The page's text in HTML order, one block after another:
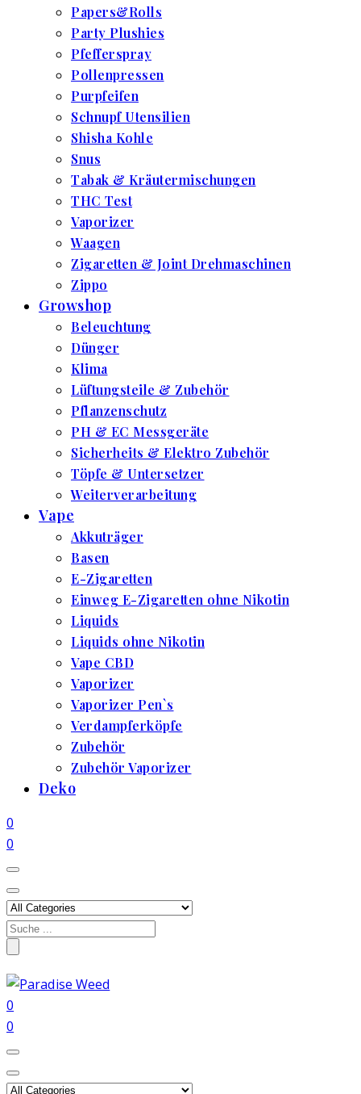
Papers&Rolls
Party Plushies
Pfefferspray
Pollenpressen
Purpfeifen
Schnupf Utensilien
Shisha Kohle
Snus
Tabak & Kräutermischungen
THC Test
Vaporizer
Waagen
Zigaretten & Joint Drehmaschinen
Zippo
Growshop
Beleuchtung
Dünger
Klima
Lüftungsteile & Zubehör
Pflanzenschutz
PH & EC Messgeräte
Sicherheits & Elektro Zubehör
Töpfe & Untersetzer
Weiterverarbeitung
Vape
Akkuträger
Basen
E-Zigaretten
Einweg E-Zigaretten ohne Nikotin
Liquids
Liquids ohne Nikotin
Vape CBD
Vaporizer
Vaporizer Pen`s
Verdampferköpfe
Zubehör
Zubehör Vaporizer
Deko
0
0
Search
0
0